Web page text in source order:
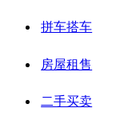
拼车搭车
房屋租售
二手买卖